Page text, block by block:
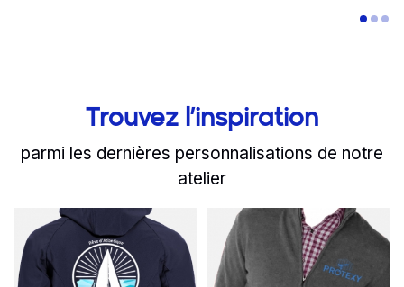
Trouvez l’inspiration
parmi les dernières personnalisations de notre
atelier
slide1 to 2 of 8
Partez à l'aventure
Read more Protexy
Read more